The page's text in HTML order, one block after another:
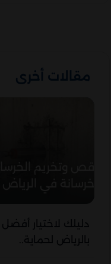
مقالات أخرى
دليلك لاختيار
بالرياض لحماية..